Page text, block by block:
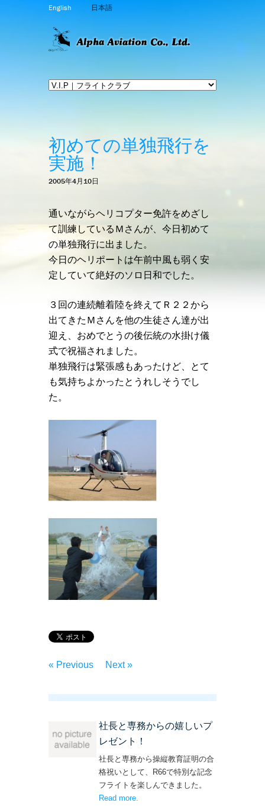
English 日本語
初めての単独飛行を
実施！
2005年4月10日
通いながらヘリコプター免許をめざし
て訓練しているＭさんが、今日初めて
の単独飛行に出ました。
今日のヘリポートは午前中風も弱く安
定していて絶好のソロ日和でした。
３回の連続離着陸を終えてＲ２２から
出てきたＭさんを他の生徒さん達が出
迎え、おめでとうの後伝統の水掛け儀
式で祝福されました。
単独飛行は緊張感もあったけど、とて
も気持ちよかったとうれしそうでし
た。
« Previous Next »
社長と専務からの嬉しいプ
レゼント！
社長と専務から操縦教育証明の合
格祝いとして、R66で特別な記念
フライトを楽しんできました。
Read more